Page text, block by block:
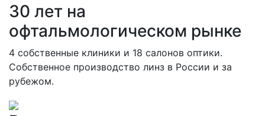
30 лет на
офтальмологическом рынке
4 собственные клиники и 18 салонов оптики.
Собственное производство линз в России и за
рубежом.